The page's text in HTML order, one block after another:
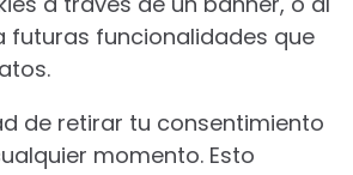
futuras funcionalidades que
de retirar tu consentimiento
momento. Esto